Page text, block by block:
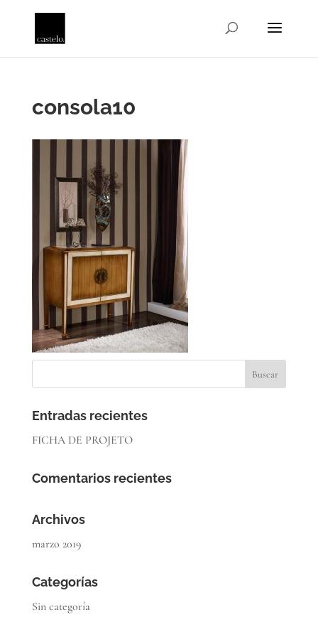
consola10
Entradas recientes
FICHA DE PROJETO
Comentarios recientes
Archivos
marzo 2019
Categorías
Sin categoría